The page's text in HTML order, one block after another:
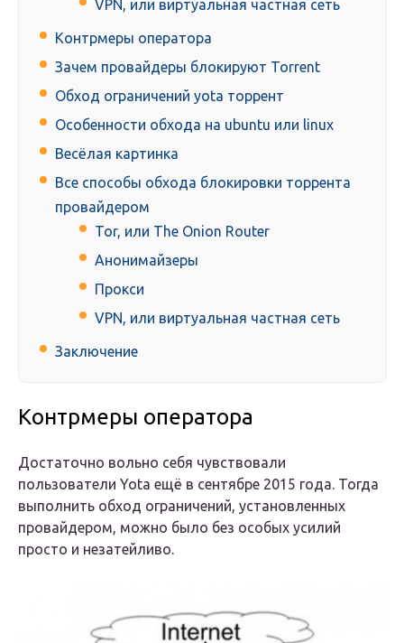
VPN, или виртуальная частная сеть
Контрмеры оператора
Зачем провайдеры блокируют Torrent
Обход ограничений yota торрент
Особенности обхода на ubuntu или linux
Весёлая картинка
Все способы обхода блокировки торрента
провайдером
Tor, или The Onion Router
Анонимайзеры
Прокси
VPN, или виртуальная частная сеть
Заключение
Контрмеры оператора
Достаточно вольно себя чувствовали
пользователи Yota ещё в сентябре 2015 года. Тогда
выполнить обход ограничений, установленных
провайдером, можно было без особых усилий
просто и незатейливо.